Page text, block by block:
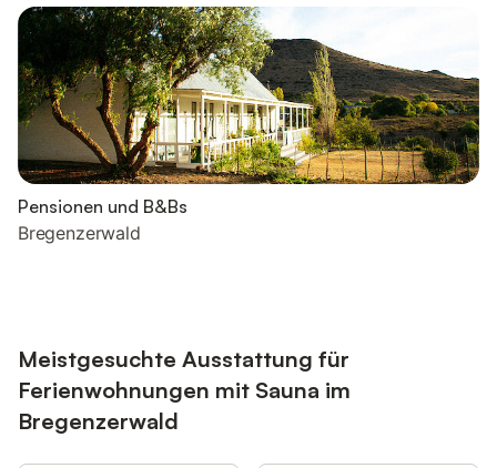
Pensionen und B&Bs
Bregenzerwald
Meistgesuchte Ausstattung für
Ferienwohnungen mit Sauna im
Bregenzerwald